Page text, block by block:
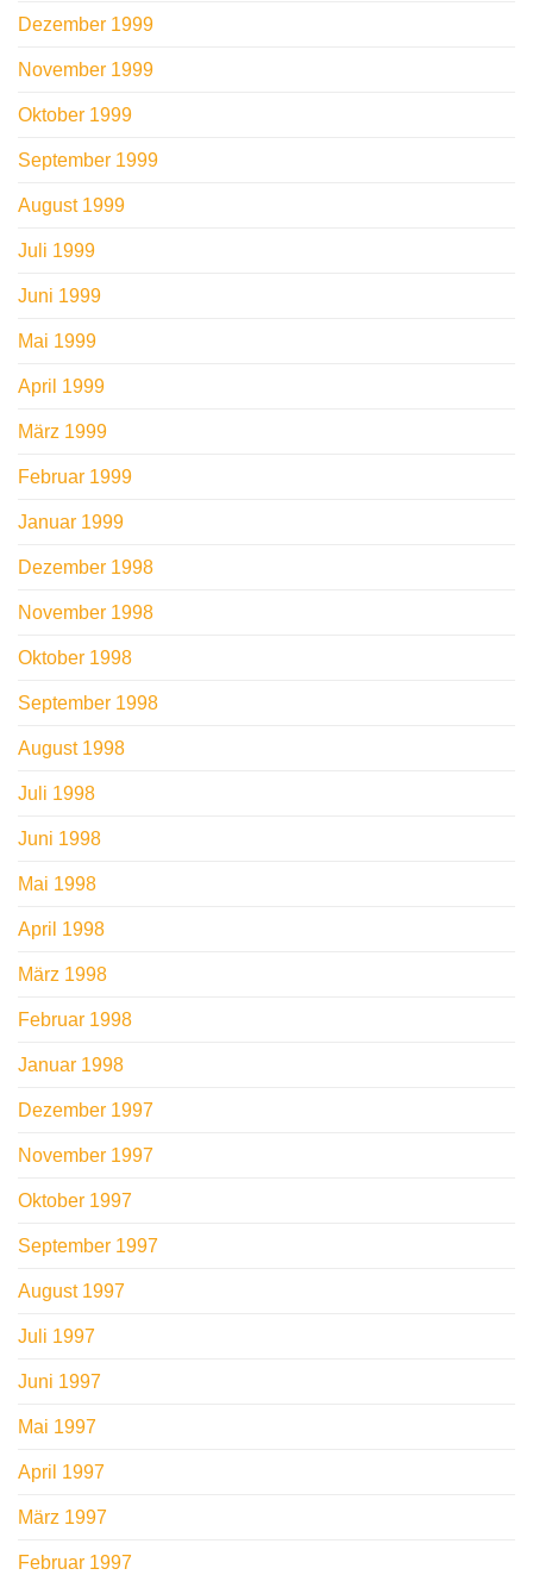
Dezember 1999
November 1999
Oktober 1999
September 1999
August 1999
Juli 1999
Juni 1999
Mai 1999
April 1999
März 1999
Februar 1999
Januar 1999
Dezember 1998
November 1998
Oktober 1998
September 1998
August 1998
Juli 1998
Juni 1998
Mai 1998
April 1998
März 1998
Februar 1998
Januar 1998
Dezember 1997
November 1997
Oktober 1997
September 1997
August 1997
Juli 1997
Juni 1997
Mai 1997
April 1997
März 1997
Februar 1997